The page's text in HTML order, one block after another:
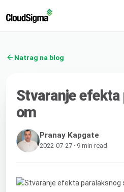
Natrag na blog
Stvaranje
om
Pranay Kapgate
2022-07-27 · 9 min read